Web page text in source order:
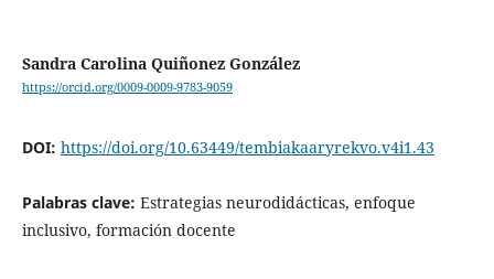
Sandra Carolina Quiñonez González
https://orcid.org/0009-0009-9783-9059
DOI: https://doi.org/10.63449/tembiakaaryrekvo.v4i1.43
Palabras clave: Estrategias neurodidácticas, enfoque
inclusivo, formación docente